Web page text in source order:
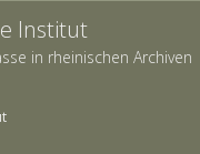
Institut
in rheinischen Archiven